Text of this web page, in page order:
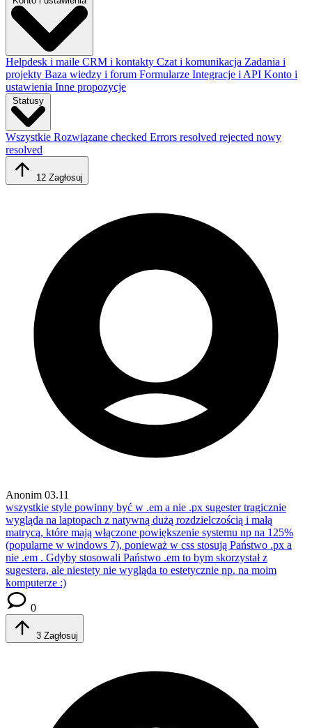
Helpdesk i maile CRM i kontakty Czat i komunikacja Zadania i
projekty Baza wiedzy i forum Formularze Integracje i API Konto i
ustawienia Inne propozycje
Statusy
Wszystkie Rozwiązane checked Errors resolved rejected nowy
resolved
12 Zagłosuj
Anonim 03.11
wszystkie style powinny być w .em a nie .px sugester tragicznie
wygląda na laptopach z natywną dużą rozdzielczością i małą
matrycą, które mają włączone powiększenie systemu np na 125%
(popularne w windows 7), ponieważ w css stosują Państwo .px a
nie .em . Gdyby stosowali Państwo .em to bym skorzystał z
sugestera, ale niestety nie wygląda to estetycznie np. na moim
komputerze :)
0
3 Zagłosuj